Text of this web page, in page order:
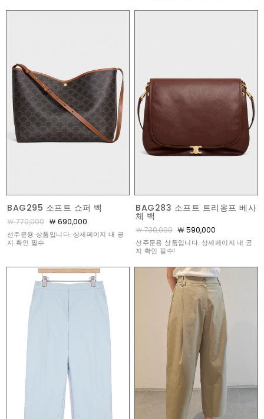
BAG295 소프트 쇼퍼 백
￦ 770,000 ￦ 690,000
선주문용 상품입니다. 상세페이지 내 공
지 확인 필수
BAG283 소프트 트리옹프 베사
체 백
￦ 730,000 ￦ 590,000
선주문용 상품입니다. 상세페이지 내 공
지 확인 필수!